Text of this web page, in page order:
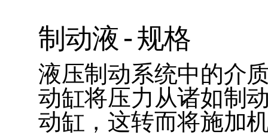
制动液 - 规格
液压制动系统中的介
动缸将压力从诸如制
动缸，这转而将施加